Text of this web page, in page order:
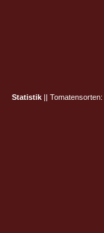
Statistik|| Tomatensorten: